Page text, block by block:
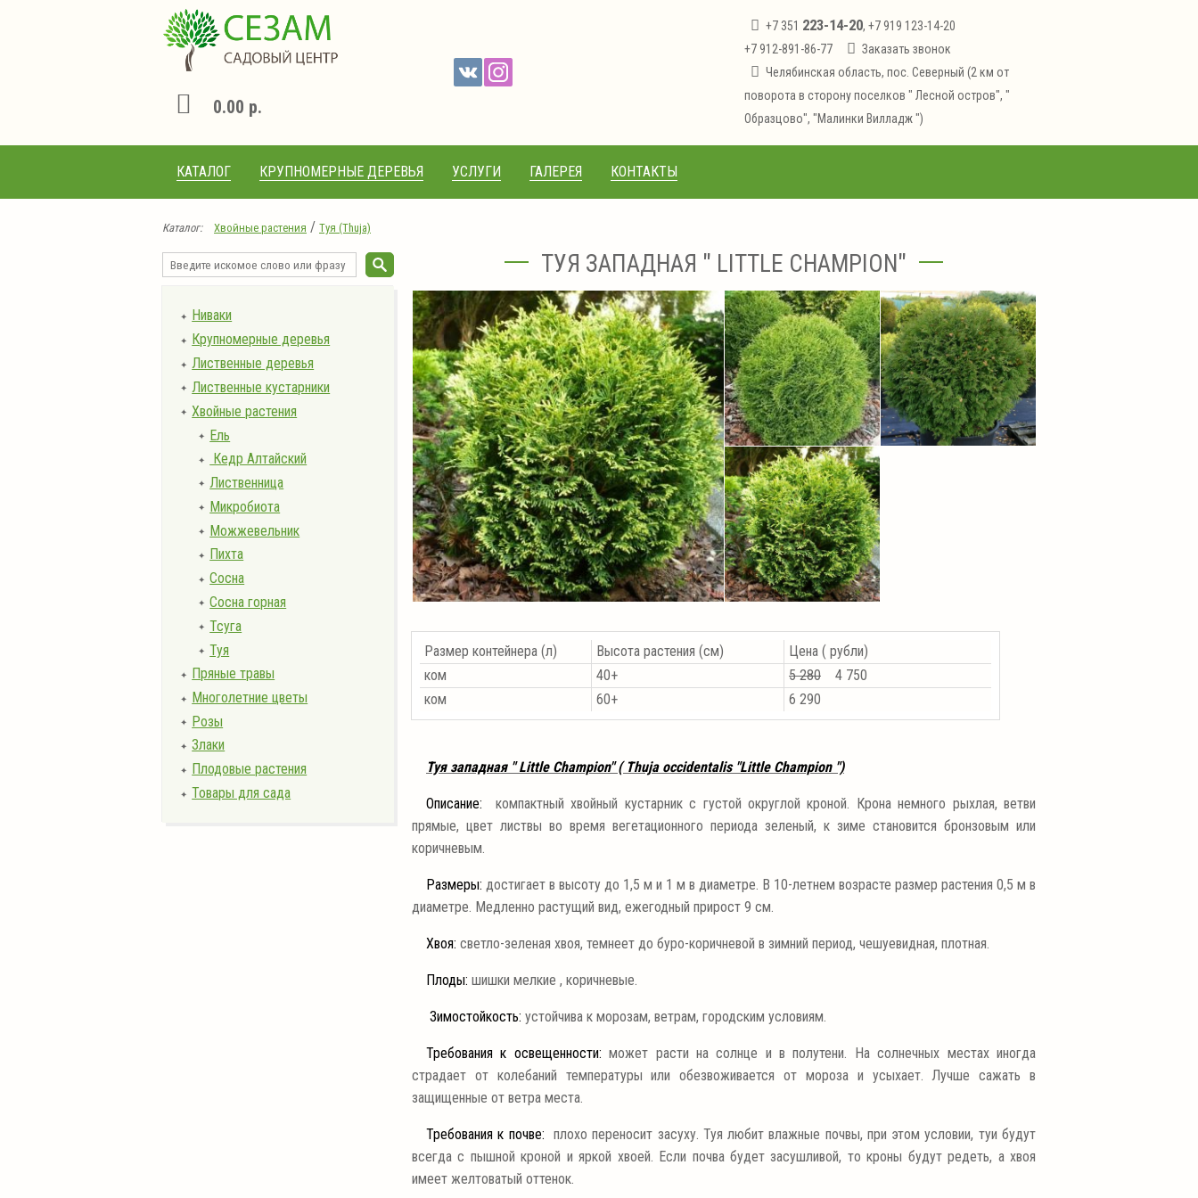
0.00 р.
+7 351 223-14-20, +7 919 123-14-20
+7 912-891-86-77
Заказать звонок
Челябинская область, пос. Северный (2 км от
поворота в сторону поселков " Лесной остров", "
Образцово", "Малинки Вилладж ")
КАТАЛОГ КРУПНОМЕРНЫЕ ДЕРЕВЬЯ УСЛУГИ ГАЛЕРЕЯ КОНТАКТЫ
Каталог: Хвойные растения / Туя (Thuja)
✦ Ниваки
✦ Крупномерные деревья
✦ Лиственные деревья
✦ Лиственные кустарники
✦ Хвойные растения
✦ Ель
✦ Кедр Алтайский
✦ Лиственница
✦ Микробиота
✦ Можжевельник
✦ Пихта
✦ Сосна
✦ Сосна горная
✦ Тсуга
✦ Туя
✦ Пряные травы
✦ Многолетние цветы
✦ Розы
✦ Злаки
✦ Плодовые растения
✦ Товары для сада
ТУЯ ЗАПАДНАЯ " LITTLE CHAMPION"
Размер контейнера (л) Высота растения (см)
Цена ( рубли)
ком
40+ 5 280 4 750
ком
60+ 6 290
Туя западная " Little Champion" ( Thuja occidentalis "Little Champion ")
Описание: компактный хвойный кустарник с густой округлой кроной. Крона немного рыхлая, ветви
прямые, цвет листвы во время вегетационного периода зеленый, к зиме становится бронзовым или
коричневым.
Размеры: достигает в высоту до 1,5 м и 1 м в диаметре. В 10-летнем возрасте размер растения 0,5 м в
диаметре. Медленно растущий вид, ежегодный прирост 9 см.
Хвоя: светло-зеленая хвоя, темнеет до буро-коричневой в зимний период, чешуевидная, плотная.
Плоды: шишки мелкие , коричневые.
Зимостойкость: устойчива к морозам, ветрам, городским условиям.
Требования к освещенности: может расти на солнце и в полутени. На солнечных местах иногда
страдает от колебаний температуры или обезвоживается от мороза и усыхает. Лучше сажать в
защищенные от ветра места.
Требования к почве: плохо переносит засуху. Туя любит влажные почвы, при этом условии, туи будут
всегда с пышной кроной и яркой хвоей. Если почва будет засушливой, то кроны будут редеть, а хвоя
имеет желтоватый оттенок.